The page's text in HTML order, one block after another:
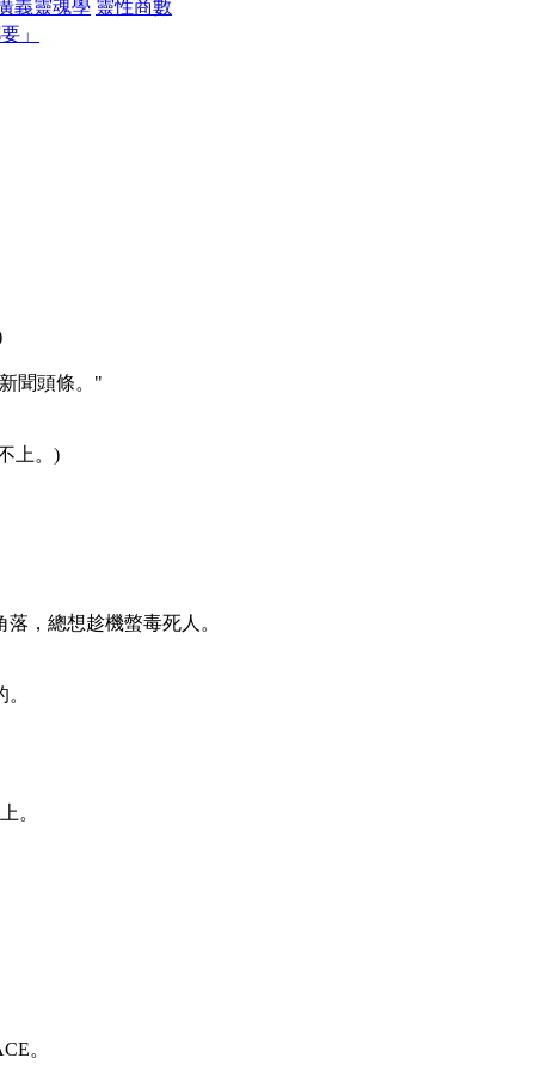
義靈魂學 靈性商數
」
聞頭條。"
上。)
，總想趁機螫毒死人。
。
。